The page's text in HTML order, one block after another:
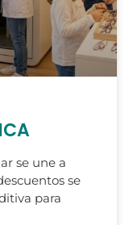
se une a
se
para